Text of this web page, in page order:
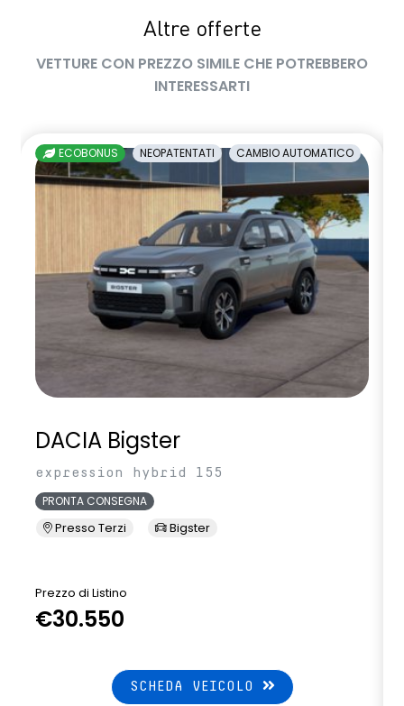
sedile passeggero regolabile in altezza
sedili posteriori ripiegabili 1/3 - 2/3
shark antenna
sistema di controllo della pressione pneumatici indiretto
sistema di frenata d'emergenza attiva
sistema multimediale openR link 10.4" con Google integrato
volante in pelle
Altre offerte
VETTURE CON PREZZO SIMILE CHE POTREBBERO
INTERESSARTI
ECOBONUS NEOPATENTATI CAMBIO AUTOMATICO
DACIA Bigster
expression hybrid 155
PRONTA CONSEGNA
Presso Terzi Bigster
Prezzo di Listino
€30.550
SCHEDA VEICOLO